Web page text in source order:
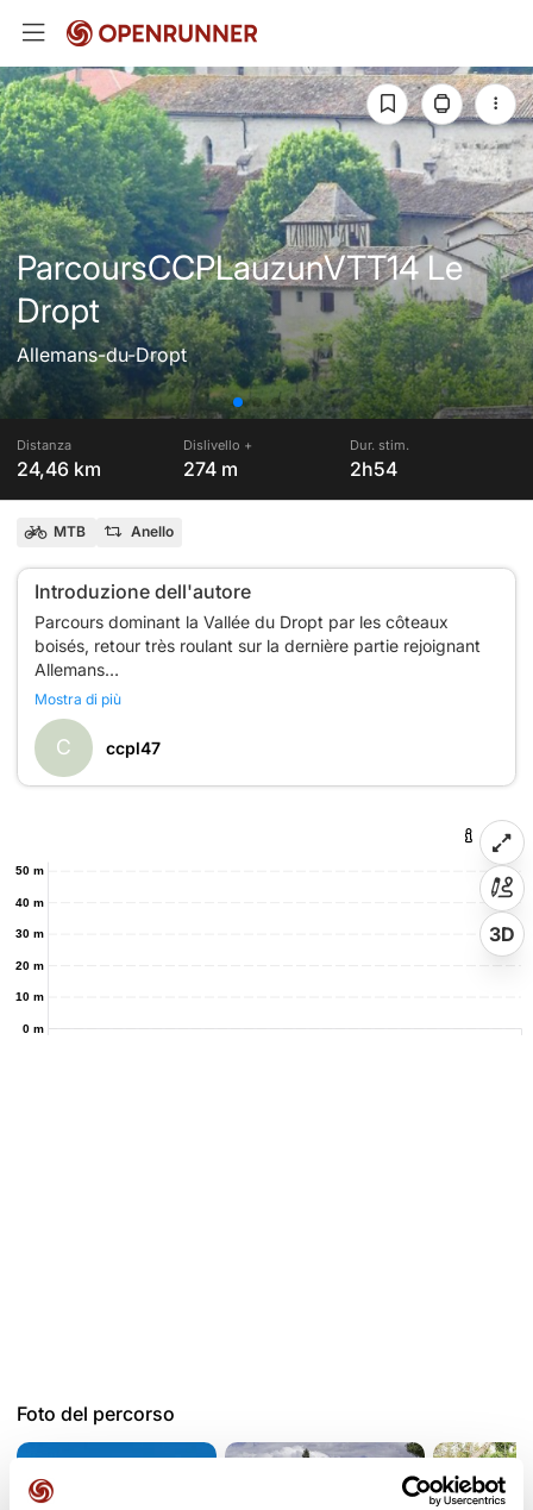
ParcoursCCPLauzunVTT14 Le
Dropt
Allemans-du-Dropt
Distanza
24,46 km
Dislivello +
274 m
Dur. stim.
2h54
MTB Anello
Introduzione dell'autore
Parcours dominant la Vallée du Dropt par les côteaux
boisés, retour très roulant sur la dernière partie rejoignant
Allemans
Plusieurs départs possibles depuis Allemans, Moustier, La
Mostra di più
C ccpl47
0 m
10 m
20 m
30 m
40 m
50 m
3D
Foto del percorso